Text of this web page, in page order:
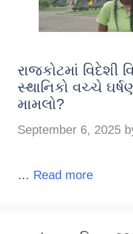
રાજકોટમાં વિદેશી
સ્થાનિકો વચ્ચે
મામલો?
September 6, 2025
… Read more